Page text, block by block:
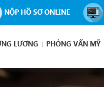
NỘP HỒ SƠ ONLINE
LƯƠNG PHỎNG VẤN MỸ